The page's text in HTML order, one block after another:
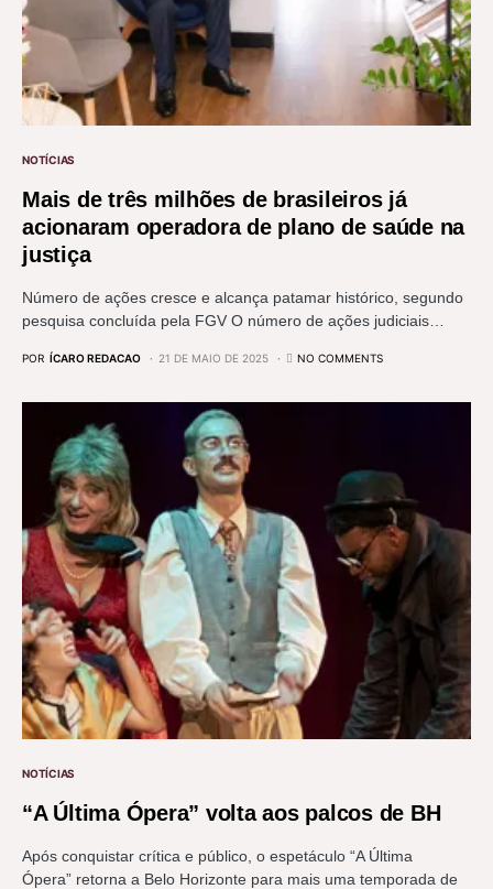
NOTÍCIAS
Mais de três milhões de brasileiros já
acionaram operadora de plano de saúde na
justiça
Número de ações cresce e alcança patamar histórico, segundo
pesquisa concluída pela FGV O número de ações judiciais…
POR ÍCARO REDACAO 21 DE MAIO DE 2025 NO COMMENTS
NOTÍCIAS
“A Última Ópera” volta aos palcos de BH
Após conquistar crítica e público, o espetáculo “A Última
Ópera” retorna a Belo Horizonte para mais uma temporada de